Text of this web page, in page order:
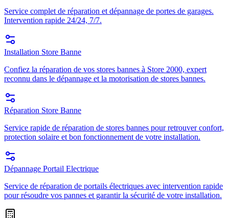
Service complet de réparation et dépannage de portes de garages.
Intervention rapide 24/24, 7/7.
Installation Store Banne
Confiez la réparation de vos stores bannes à Store 2000, expert
reconnu dans le dépannage et la motorisation de stores bannes.
Réparation Store Banne
Service rapide de réparation de stores bannes pour retrouver confort,
protection solaire et bon fonctionnement de votre installation.
Dépannage Portail Electrique
Service de réparation de portails électriques avec intervention rapide
pour résoudre vos pannes et garantir la sécurité de votre installation.